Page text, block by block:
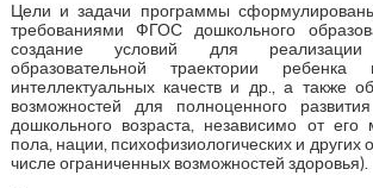
Цели и задачи программы
требованиями ФГОС дошкольного
создание условий для реализации
образовательной траектории
интеллектуальных качеств и др., а также
возможностей для полноценного
дошкольного возраста, независимо от его
пола, нации, психофизиологических и других
числе ограниченных возможностей здоровья).